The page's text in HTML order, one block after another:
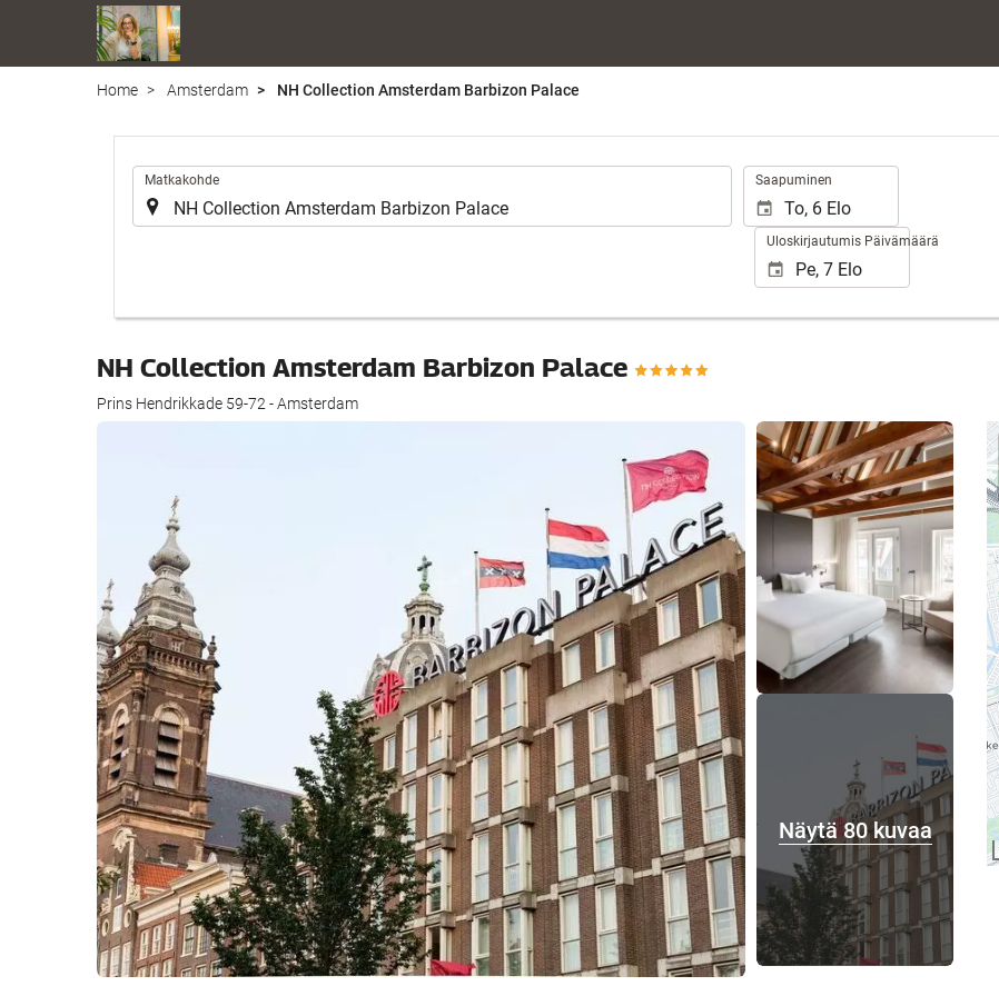
Home Amsterdam NH Collection Amsterdam Barbizon Palace
Matkakohde Saapuminen
Uloskirjautumis Päivämäärä
NH Collection Amsterdam Barbizon Palace
Prins Hendrikkade 59-72 - Amsterdam
Näytä 80 kuvaa
Näytä 80 kuvaa